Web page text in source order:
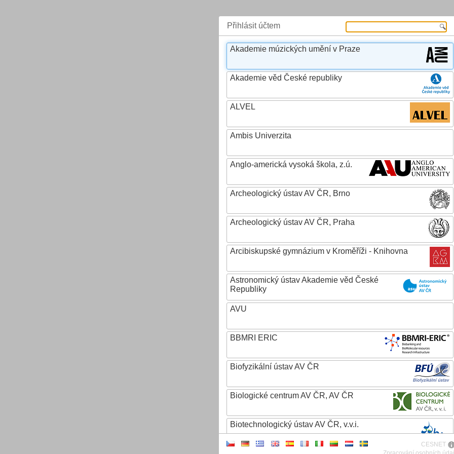
Přihlásit účtem
Akademie múzických umění v Praze
Akademie věd České republiky
ALVEL
Ambis Univerzita
Anglo-americká vysoká škola, z.ú.
Archeologický ústav AV ČR, Brno
Archeologický ústav AV ČR, Praha
Arcibiskupské gymnázium v Kroměříži - Knihovna
Astronomický ústav Akademie věd České
Republiky
AVU
BBMRI ERIC
Biofyzikální ústav AV ČR
Biologické centrum AV ČR, AV ČR
Biotechnologický ústav AV ČR, v.v.i.
CESNET